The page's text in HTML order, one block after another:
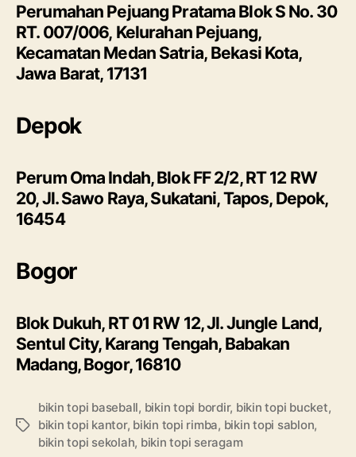
Perumahan Pejuang Pratama Blok S No. 30
RT. 007/006, Kelurahan Pejuang,
Kecamatan Medan Satria, Bekasi Kota,
Jawa Barat, 17131
Depok
Perum Oma Indah, Blok FF 2/2, RT 12 RW
20, Jl. Sawo Raya, Sukatani, Tapos, Depok,
16454
Bogor
Blok Dukuh, RT 01 RW 12, Jl. Jungle Land,
Sentul City, Karang Tengah, Babakan
Madang, Bogor, 16810
Tags
bikin topi baseball, bikin topi bordir, bikin topi bucket,
bikin topi kantor, bikin topi rimba, bikin topi sablon,
bikin topi sekolah, bikin topi seragam